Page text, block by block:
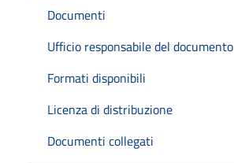
Documenti
Ufficio responsabile del documento
Formati disponibili
Licenza di distribuzione
Documenti collegati